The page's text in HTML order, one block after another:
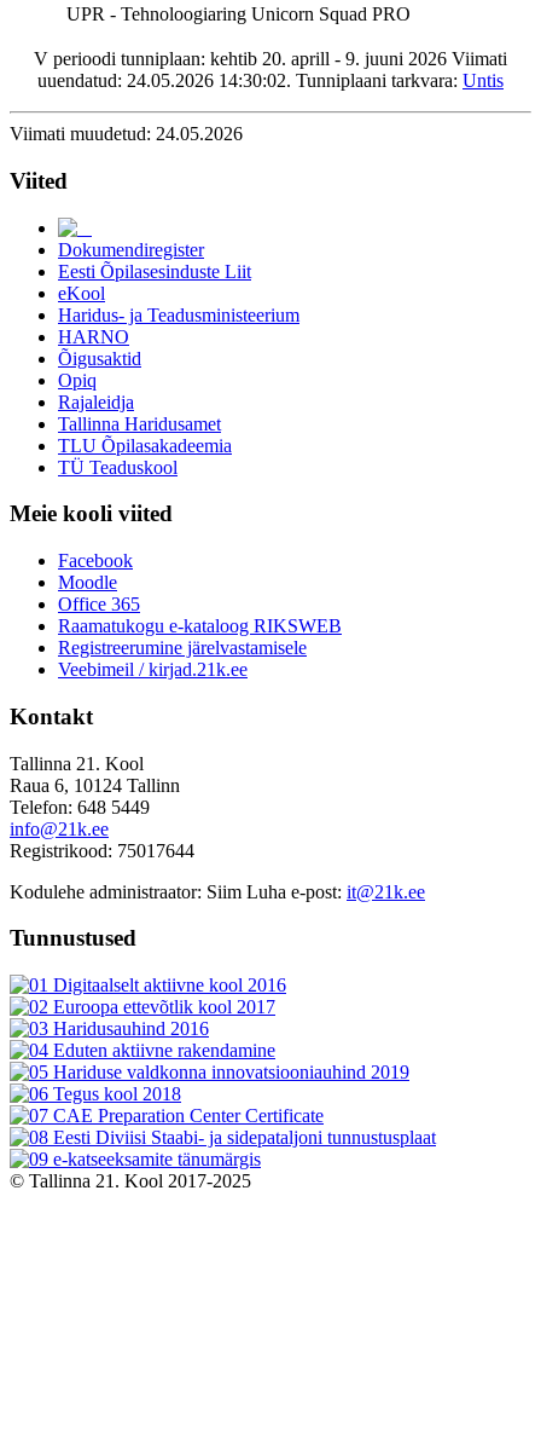
Robokaru Robootikakool
Aili Salum
Natalia Samoilenko
Katri Sanina
Uku Schneider
Piret Sigus
Koidu Sillang
Svea Sokka
Mart Soobik
Mustafa Soysal
Kätlin Stahlman
Klaara Sulg
Kaide Sõeroja
Merle Teever
Anneliis Terep
Kristiina Tiits
Liliann Timakov
Ene Uibo
Krista Unt
Helen Unt
Liivi Urbel
Tiia Valdmets
Oskar Viirand
Epp Vodja
Ülle-Ly Vohnja
Ave Vurma
XTeadus
Kristjan Õmblus
UPR - Tehnoloogiaring Unicorn Squad PRO
V perioodi tunniplaan: kehtib 20. aprill - 9. juuni 2026 Viimati
uuendatud: 24.05.2026 14:30:02. Tunniplaani tarkvara: Untis
Viimati muudetud: 24.05.2026
Viited
Dokumendiregister
Eesti Õpilasesinduste Liit
eKool
Haridus- ja Teadusministeerium
HARNO
Õigusaktid
Opiq
Rajaleidja
Tallinna Haridusamet
TLU Õpilasakadeemia
TÜ Teaduskool
Meie kooli viited
Facebook
Moodle
Office 365
Raamatukogu e-kataloog RIKSWEB
Registreerumine järelvastamisele
Veebimeil / kirjad.21k.ee
Kontakt
Tallinna 21. Kool
Raua 6, 10124 Tallinn
Telefon: 648 5449
info@21k.ee
Registrikood: 75017644
Kodulehe administraator: Siim Luha e-post: it@21k.ee
Tunnustused
© Tallinna 21. Kool 2017-2025